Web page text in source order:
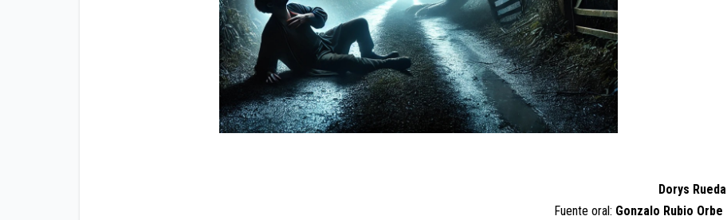
Dorys Rueda
Fuente oral: Gonzalo Rubio Orbe